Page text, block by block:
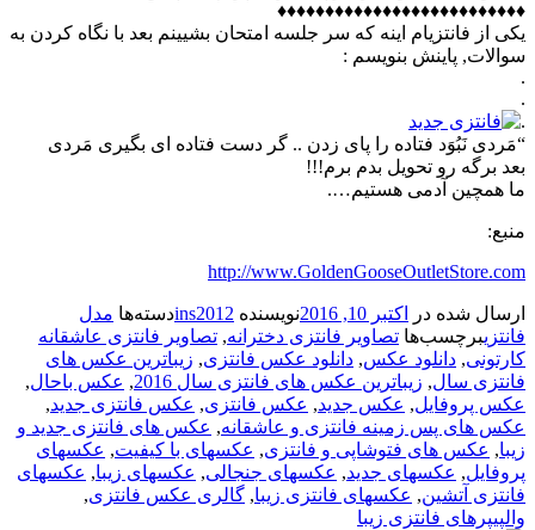
♦♦♦♦♦♦♦♦♦♦♦♦♦♦♦♦♦♦♦♦♦♦♦♦♦♦
یکی از فانتزیام اینه که سر جلسه امتحان بشیینم بعد با نگاه کردن به
سوالات, پاینش بنویسم :
.
.
.
“مَردی نَبُوَد فتاده را پای زدن .. گر دست فتاده ای بگيری مَردی
بعد برگه رو تحویل بدم برم!!!
ما همچین آدمی هستیم….
منبع:
http://www.GoldenGooseOutletStore.com
ارسال شده در اکتبر 10, 2016 نویسنده ins2012دسته‌ها مدل
فانتزیبرچسب‌ها تصاویر فانتزی دخترانه, تصاویر فانتزی عاشقانه
کارتونی, دانلود عکس, دانلود عکس فانتزی, زیباترین عکس های
فانتزی سال, زیباترین عکس های فانتزی سال 2016 , عکس باحال,
عکس پروفایل, عکس جدید, عکس فانتزی, عکس فانتزی جدید,
عکس های پس زمینه فانتزی و عاشقانه, عکس های فانتزی جدید و
زیبا, عکس های فتوشاپی و فانتزی, عکسهای با کیفیت, عکسهای
پروفایل, عکسهای جدید, عکسهای جنجالی, عکسهای زیبا, عکسهای
فانتزی آتشین, عکسهای فانتزی زیبا, گالری عکس فانتزی,
والپیپرهای فانتزی زیبا